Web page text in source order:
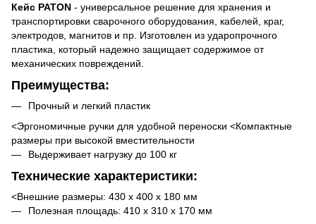
Кейс PATON - универсальное решение для хранения и
транспортировки сварочного оборудования, кабелей, краг,
электродов, магнитов и пр. Изготовлен из ударопрочного
пластика, который надежно защищает содержимое от
механических повреждений.
Преимущества:
Прочный и легкий пластик
<Эргономичные ручки для удобной переноски <Компактные
размеры при высокой вместительности
Выдерживает нагрузку до 100 кг
Технические характеристики:
<Внешние размеры: 430 х 400 х 180 мм
Полезная площадь: 410 х 310 х 170 мм